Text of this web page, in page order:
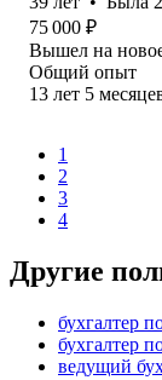
75 000 ₽
Вышел на
Общий опыт
13 лет 5
1
2
3
4
Другие
бухгалтер
бухгалтер
ведущий